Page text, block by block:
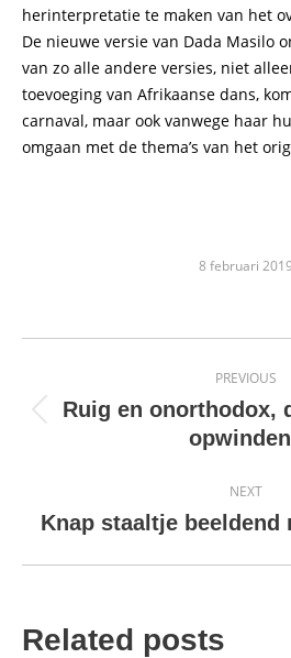
herinterpretatie te maken van het
De nieuwe versie van Dada Masilo
van zo alle andere versies, niet
toevoeging van Afrikaanse dans,
carnaval, maar ook vanwege haar
omgaan met de thema’s van het
8 februari 2019
navigation
PREVIOUS
post:
Ruig en onorthodox,
NEXT
Next
Knap staaltje beeldend
Related posts